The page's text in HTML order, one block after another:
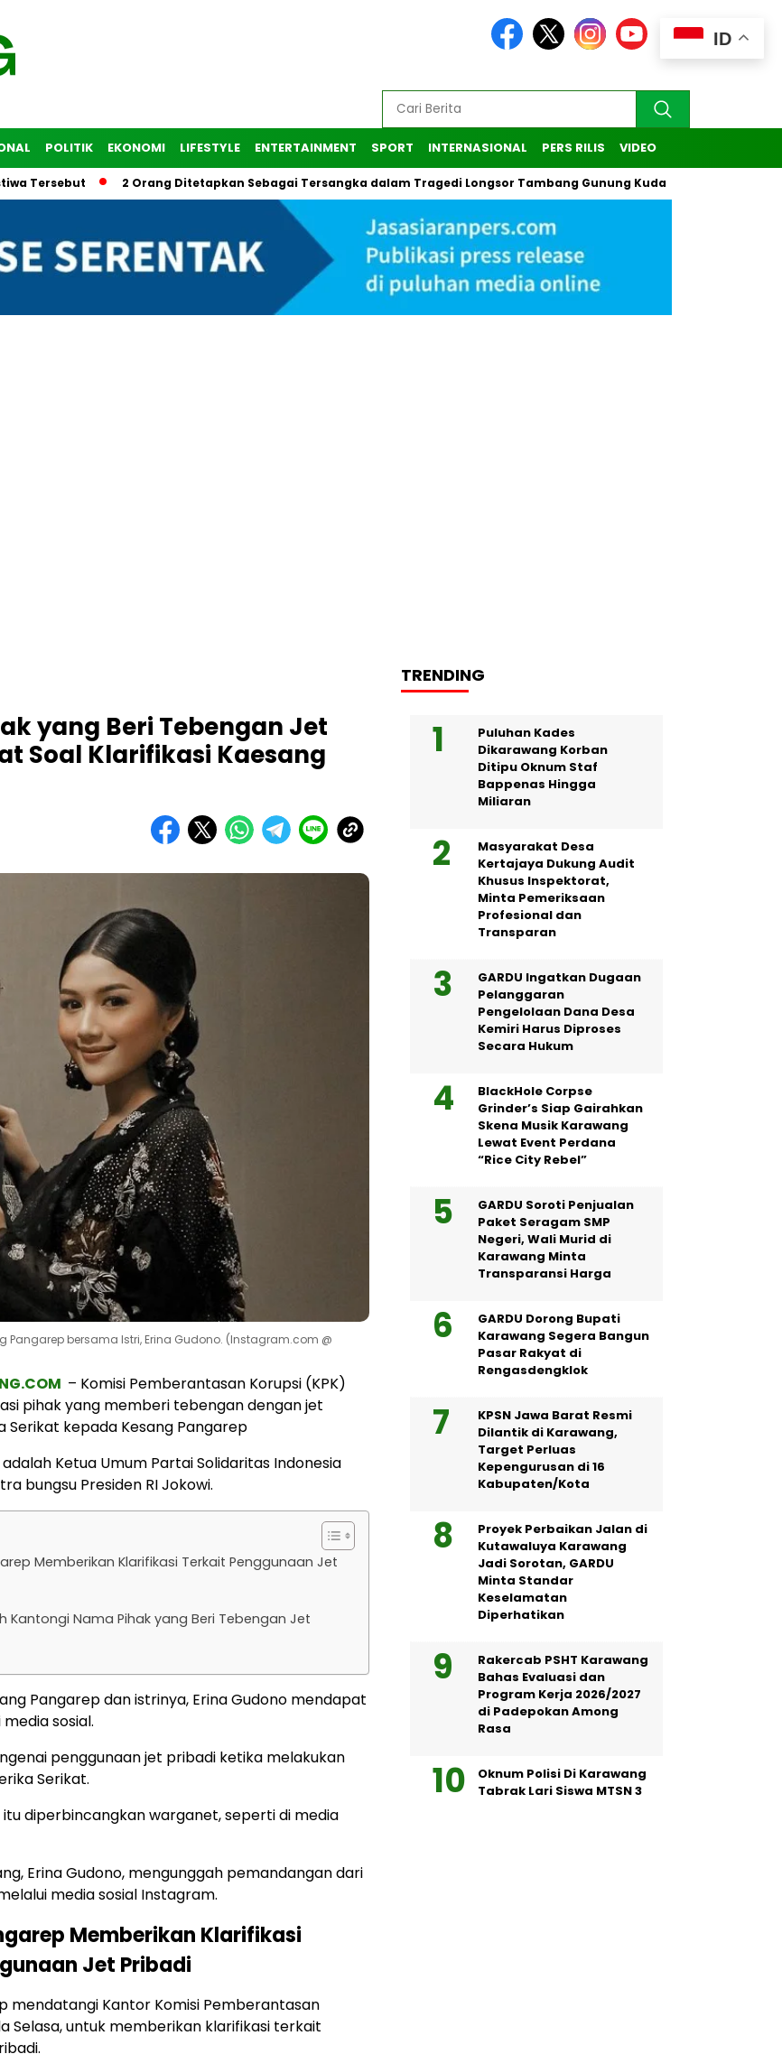
POLITIK EKONOMI LIFESTYLE ENTERTAINMENT SPORT INTERNASIONAL PERS RILIS VIDEO
2 Orang Ditetapkan Sebagai Tersangka dalam Tragedi Longsor Tambang Gunung Kuda di Cirebon
yang Beri Tebengan Jet
Soal Klarifikasi Kaesang
Pangarep bersama Istri, Erina Gudono. (Instagram.com @
– Komisi Pemberantasan Korupsi (KPK)
pihak yang memberi tebengan dengan jet
Serikat kepada Kesang Pangarep
Ketua Umum Partai Solidaritas Indonesia
bungsu Presiden RI Jokowi.
Memberikan Klarifikasi Terkait Penggunaan Jet
Kantongi Nama Pihak yang Beri Tebengan Jet
Pangarep dan istrinya, Erina Gudono mendapat
sosial.
penggunaan jet pribadi ketika melakukan
Serikat.
diperbincangkan warganet, seperti di media
Erina Gudono, mengunggah pemandangan dari
media sosial Instagram.
Memberikan Klarifikasi
Jet Pribadi
mendatangi Kantor Komisi Pemberantasan
Selasa, untuk memberikan klarifikasi terkait
TRENDING
Puluhan Kades
Dikarawang Korban
Ditipu Oknum Staf
Bappenas Hingga
Miliaran
Masyarakat Desa
Kertajaya Dukung Audit
Khusus Inspektorat,
Minta Pemeriksaan
Profesional dan
Transparan
GARDU Ingatkan Dugaan
Pelanggaran
Pengelolaan Dana Desa
Kemiri Harus Diproses
Secara Hukum
BlackHole Corpse
Grinder’s Siap Gairahkan
Skena Musik Karawang
Lewat Event Perdana
“Rice City Rebel”
GARDU Soroti Penjualan
Paket Seragam SMP
Negeri, Wali Murid di
Karawang Minta
Transparansi Harga
GARDU Dorong Bupati
Karawang Segera Bangun
Pasar Rakyat di
Rengasdengklok
KPSN Jawa Barat Resmi
Dilantik di Karawang,
Target Perluas
Kepengurusan di 16
Kabupaten/Kota
Proyek Perbaikan Jalan di
Kutawaluya Karawang
Jadi Sorotan, GARDU
Minta Standar
Keselamatan
Diperhatikan
Rakercab PSHT Karawang
Bahas Evaluasi dan
Program Kerja 2026/2027
di Padepokan Among
Rasa
Oknum Polisi Di Karawang
Tabrak Lari Siswa MTSN 3
ID